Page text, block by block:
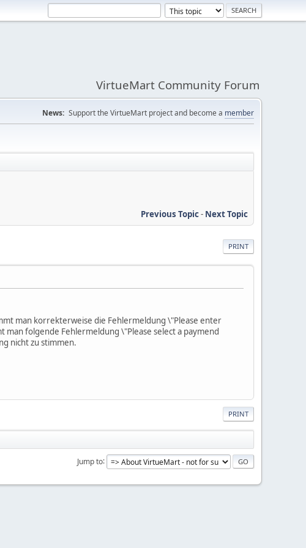
VirtueMart Community Forum
News: Support the VirtueMart project and become a member
Previous Topic- Next Topic
PRINT
man korrekterweise die Fehlermeldung \"Please enter
folgende Fehlermeldung \"Please select a paymend
nicht zu stimmen.
PRINT
Jump to